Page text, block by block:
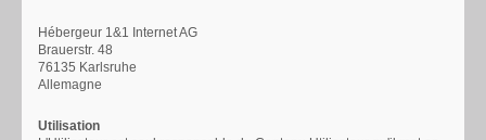
Hébergeur 1&1 Internet AG
Brauerstr. 48
76135 Karlsruhe
Allemagne
Utilisation